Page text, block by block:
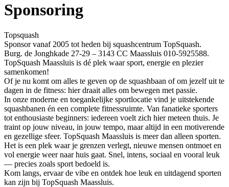
Sponsoring
Topsquash
Sponsor vanaf 2005 tot heden bij squashcentrum TopSquash.
Burg. de Jonghkade 27-29 – 3143 CC Maassluis 010-5925588.
TopSquash Maassluis is dé plek waar sport, energie en plezier
samenkomen!
Of je nu komt om alles te geven op de squashbaan of om jezelf uit te
dagen in de fitness: hier draait alles om bewegen met passie.
In onze moderne en toegankelijke sportlocatie vind je uitstekende
squashbanen én een complete fitnessruimte. Van fanatieke sporters
tot enthousiaste beginners: iedereen voelt zich hier meteen thuis. Je
traint op jouw niveau, in jouw tempo, maar altijd in een motiverende
en gezellige sfeer. TopSquash Maassluis is meer dan alleen sporten.
Het is een plek waar je grenzen verlegt, nieuwe mensen ontmoet en
vol energie weer naar huis gaat. Snel, intens, sociaal en vooral leuk
— precies zoals sport bedoeld is.
Kom langs, ervaar de vibe en ontdek hoe leuk en uitdagend sporten
kan zijn bij TopSquash Maassluis.